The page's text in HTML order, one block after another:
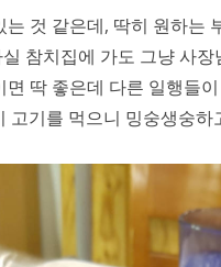
것 같은데, 딱히 원하는
참치집에 가도 그냥 사
딱 좋은데 다른 일행들
고기를 먹으니 밍숭생숭하